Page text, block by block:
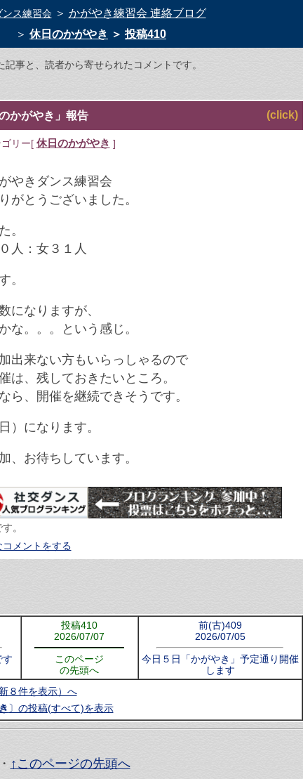
ス練習会＞ かがやき練習会 連絡ブログ
休日のかがやき ＞投稿410
記事と、読者から寄せられたコメントです。
かがやき」報告 (click)
リー[ 休日のかがやき ]
やきダンス練習会
がとうございました。
。
人：女３１人
。
になりますが、
な。。。という感じ。
出来ない方もいらっしゃるので
は、残しておきたいところ。
ら、開催を継続できそうです。
）になります。
、お待ちしています。
。
メントをする
す
投稿410
2026/07/07
このページ
の先頭へ
前(古)409
2026/07/05
今日５日「かがやき」予定通り開催
します
８件を表示）へ
〕の投稿(すべて)を表示
↑このページの先頭へ